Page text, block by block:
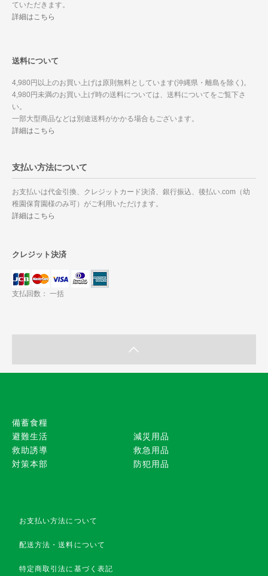
ていただきます。
詳細はこちら
送料について
4,980円以上のお買い上げは原則無料としています(沖縄県・離島を除く)。
4,980円未満のお買い上げ時の送料については、送料についてをご覧下さ
い。
一部大型商品などは別途送料がかかる場合もございます。
詳細はこちら
支払い方法について
お支払いは代金引換、クレジットカード決済、銀行振込、後払い.com（幼
稚園保育園様のみ可）がご利用いただけます。
詳細はこちら
クレジット決済
支払回数： 一括
備蓄食糧
避難生活
救助誘導
対策本部
減災用品
救急用品
防犯用品
お支払い方法について
配送方法・送料について
特定商取引法に基づく表記